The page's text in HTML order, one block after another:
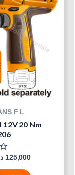
FIL
12V 20 Nm
125,000